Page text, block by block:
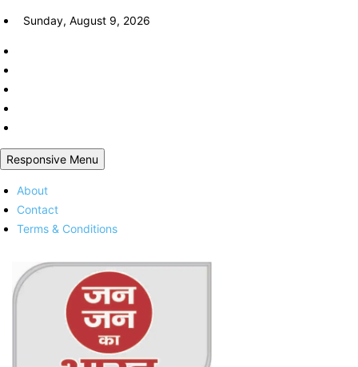
Skip
content
Sunday, August 9, 2026
Responsive Menu
About
Contact
Terms & Conditions